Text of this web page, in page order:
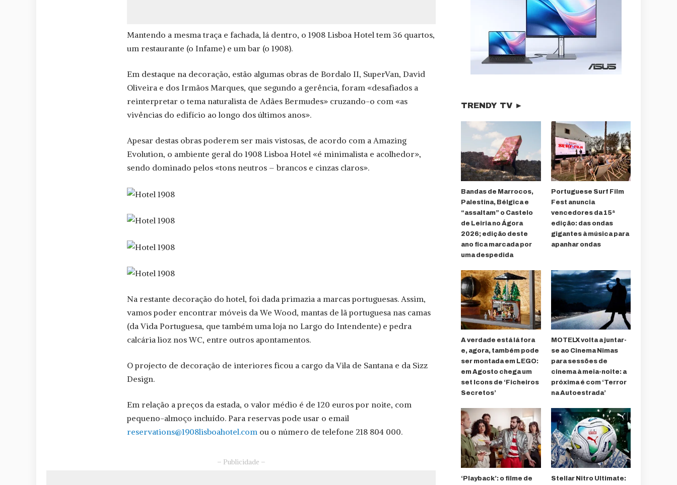
Mantendo a mesma traça e fachada, lá dentro, o 1908 Lisboa Hotel tem 36 quartos,
um restaurante (o Infame) e um bar (o 1908).
Em destaque na decoração, estão algumas obras de Bordalo II, SuperVan, David
Oliveira e dos Irmãos Marques, que segundo a gerência, foram «desafiados a
reinterpretar o tema naturalista de Adães Bermudes» cruzando-o com «as
vivências do edifício ao longo dos últimos anos».
Apesar destas obras poderem ser mais vistosas, de acordo com a Amazing
Evolution, o ambiente geral do 1908 Lisboa Hotel «é minimalista e acolhedor»,
sendo dominado pelos «tons neutros – brancos e cinzas claros».
Na restante decoração do hotel, foi dada primazia a marcas portuguesas. Assim,
vamos poder encontrar móveis da We Wood, mantas de lã portuguesa nas camas
(da Vida Portuguesa, que também uma loja no Largo do Intendente) e pedra
calcária lioz nos WC, entre outros apontamentos.
O projecto de decoração de interiores ficou a cargo da Vila de Santana e da Sizz
Design.
Em relação a preços da estada, o valor médio é de 120 euros por noite, com
pequeno-almoço incluído. Para reservas pode usar o email
reservations@1908lisboahotel.com ou o número de telefone 218 804 000.
– Publicidade –
TRENDY TV ►
Bandas de Marrocos,
Palestina, Bélgica e
“assaltam” o Castelo
de Leiria no Ágora
2026; edição deste
ano fica marcada por
uma despedida
Portuguese Surf Film
Fest anuncia
vencedores da 15ª
edição: das ondas
gigantes à música para
apanhar ondas
A verdade está lá fora
e, agora, também pode
ser montada em LEGO:
em Agosto chega um
set Icons de ‘Ficheiros
Secretos’
MOTELX volta a juntar-
se ao Cinema Nimas
para sessões de
cinema à meia-noite: a
próxima é com ‘Terror
na Autoestrada’
‘Playback’: o filme de
Stellar Nitro Ultimate: